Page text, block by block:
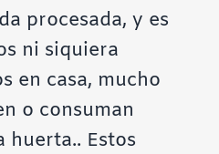
procesada, y es
ni siquiera
en casa, mucho
o consuman
huerta.. Estos